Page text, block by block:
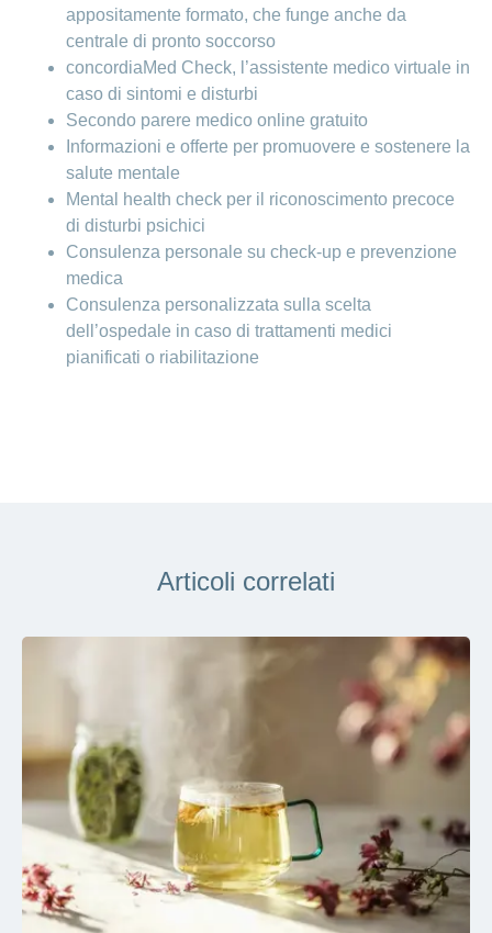
appositamente formato, che funge anche da
centrale di pronto soccorso
concordiaMed Check, l’assistente medico virtuale in
caso di sintomi e disturbi
Secondo parere medico online gratuito
Informazioni e offerte per promuovere e sostenere la
salute mentale
Mental health check per il riconoscimento precoce
di disturbi psichici
Consulenza personale su check-up e prevenzione
medica
Consulenza personalizzata sulla scelta
dell’ospedale in caso di trattamenti medici
pianificati o riabilitazione
Articoli correlati